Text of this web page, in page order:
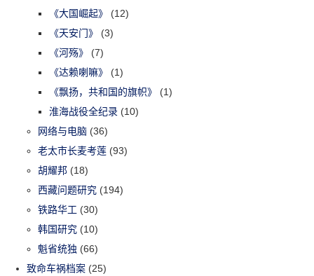
《大国崛起》
(12)
《天安门》
(3)
《河殇》
(7)
《达赖喇嘛》
(1)
《飘扬，共和国的旗帜》
(1)
淮海战役全纪录 (10)
网络与电脑 (36)
老太市长麦考莲 (93)
胡耀邦 (18)
西藏问题研究 (194)
铁路华工 (30)
韩国研究 (10)
魁省统独 (66)
致命车祸档案 (25)